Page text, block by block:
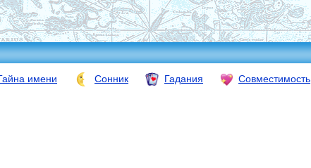
имени Сонник Гадания Совместимость